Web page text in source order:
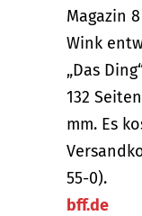
Magazin
Wink
„Das
132
mm. Es
55-0).
bff.de